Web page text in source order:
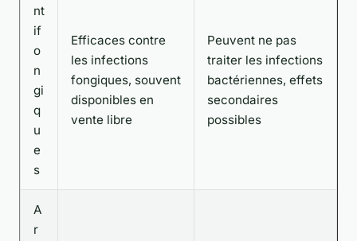
nt
if
o
n
gi
q
u
e
s
Efficaces contre
les infections
fongiques, souvent
disponibles en
vente libre
Peuvent ne pas
traiter les infections
bactériennes, effets
secondaires
possibles
A
r